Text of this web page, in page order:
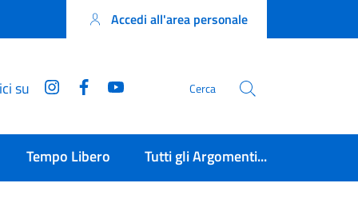
Accedi all'area personale
su InstagramFacebook Cerca
Tempo Libero Tutti gli Argomenti...